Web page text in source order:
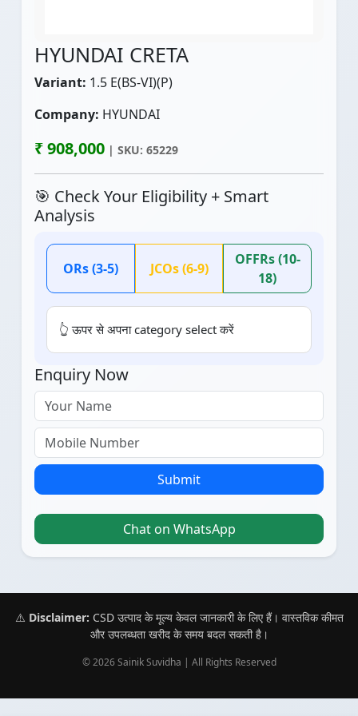
HYUNDAI CRETA
Variant: 1.5 E(BS-VI)(P)
Company: HYUNDAI
₹ 908,000 | SKU: 65229
🎯 Check Your Eligibility + Smart
Analysis
ORs (3-5) JCOs (6-9)
OFFRs (10-
18)
👆 ऊपर से अपना category select करें
Enquiry Now
Submit
Chat on WhatsApp
⚠️ Disclaimer: CSD उत्पाद के मूल्य केवल जानकारी के लिए हैं। वास्तविक कीमत
और उपलब्धता खरीद के समय बदल सकती है।
© 2026 Sainik Suvidha | All Rights Reserved